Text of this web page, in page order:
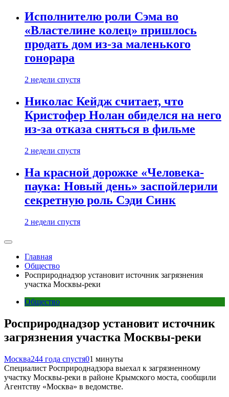
Исполнителю роли Сэма во
«Властелине колец» пришлось
продать дом из-за маленького
гонорара
2 недели спустя
Николас Кейдж считает, что
Кристофер Нолан обиделся на него
из-за отказа сняться в фильме
2 недели спустя
На красной дорожке «Человека-
паука: Новый день» заспойлерили
секретную роль Сэди Синк
2 недели спустя
Главная
Общество
Росприроднадзор установит источник загрязнения
участка Москвы-реки
Общество
Росприроднадзор установит источник
загрязнения участка Москвы-реки
Москва244 года спустя01 минуты
Специалист Росприроднадзора выехал к загрязненному
участку Москвы-реки в районе Крымского моста, сообщили
Агентству «Москва» в ведомстве.